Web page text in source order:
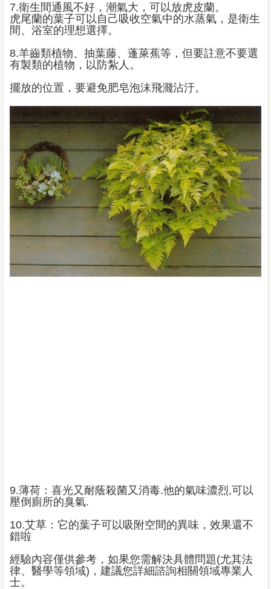
7.衛生間通風不好，潮氣大，可以放虎皮蘭。
虎尾蘭的葉子可以自己吸收空氣中的水蒸氣，是衛生
間、浴室的理想選擇。
8.羊齒類植物、抽葉藤、蓬萊蕉等，但要註意不要選
有製類的植物，以防紮人。
擺放的位置，要避免肥皂泡沫飛濺沾汙。
9.薄荷：喜光又耐蔭殺菌又消毒.他的氣味濃烈,可以
壓倒廁所的臭氣.
10.艾草：它的葉子可以吸附空間的異味，效果還不
錯啦
經驗內容僅供參考，如果您需解決具體問題(尤其法
律、醫學等領域)，建議您詳細諮詢相關領域專業人
士。